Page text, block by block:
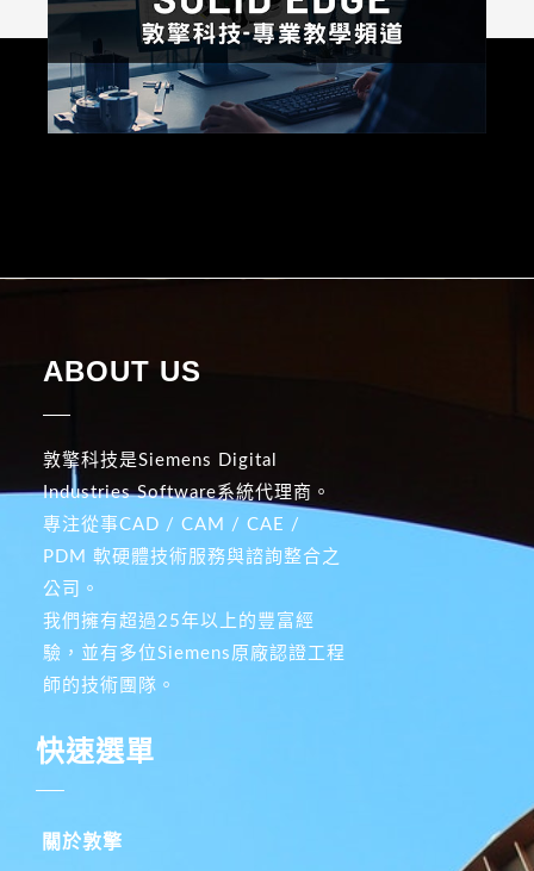
ABOUT US
敦擎科技是Siemens Digital
Industries Software系統代理商。
專注從事CAD / CAM / CAE /
PDM 軟硬體技術服務與諮詢整合之
公司。
我們擁有超過25年以上的豐富經
驗，並有多位Siemens原廠認證工程
師的技術團隊。
快速選單
關於敦擎